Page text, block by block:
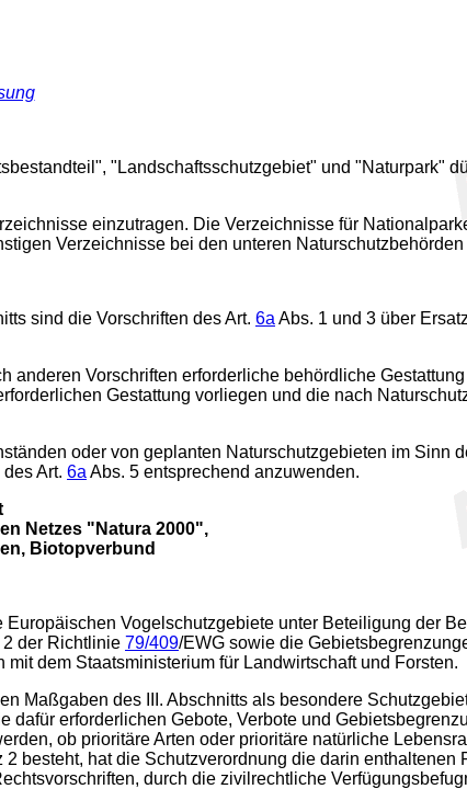
"Landschaftsschutzgebiet" und "Naturpark"
einzutragen. Die Verzeichnisse für
Verzeichnisse bei den unteren Naturschutzbehörden
sind die Vorschriften des Art. 6a Abs. 1 und 3 über
Vorschriften erforderliche behördliche
Gestattung vorliegen und die nach
oder von geplanten Naturschutzgebieten im Sinn
Art. 6a Abs. 5 entsprechend anzuwenden.
Netzes "Natura 2000",
Biotopverbund
Vogelschutzgebiete unter Beteiligung der
der Richtlinie 79/409/EWG sowie die
dem Staatsministerium für Landwirtschaft und Forsten.
Maßgaben des III. Abschnitts als besondere
erforderlichen Gebote, Verbote und
ob prioritäre Arten oder prioritäre natürliche
besteht, hat die Schutzverordnung die darin enthaltenen
durch die zivilrechtliche